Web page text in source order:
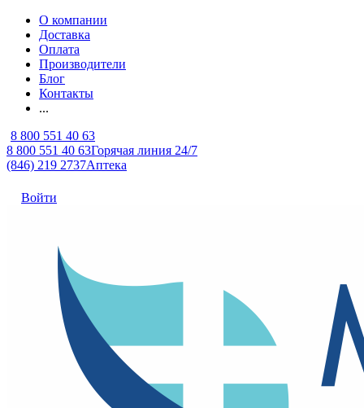
О компании
Доставка
Оплата
Производители
Блог
Контакты
...
8 800 551 40 63
8 800 551 40 63Горячая линия 24/7
(846) 219 2737Аптека
Войти